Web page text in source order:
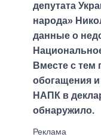
депутата
народа»
данные о
Вместе с тем
обогащения
НАПК в
обнаружило.